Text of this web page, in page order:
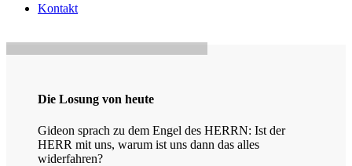
Kontakt
Die Losung von heute
Gideon sprach zu dem Engel des HERRN: Ist der
HERR mit uns, warum ist uns dann das alles
widerfahren?